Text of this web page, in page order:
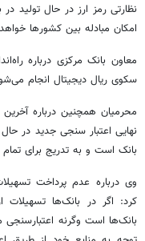
نظارتی رمز ارز در حال تولید
امکان مبادله بین کشورها
معاون بانک مرکزی درباره
سکوی ریال دیجیتال انجام
محرمیان همچنین درباره
نهایی اعتبار سنجی جدید در
بانک است و به تدریج برای
وی درباره عدم پرداخت
کرد: اگر در بانک‌ها
بانک‌ها است وگرنه